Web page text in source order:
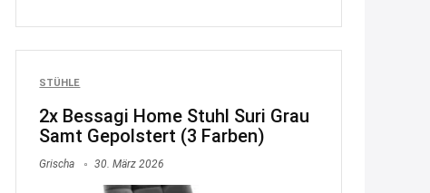
STÜHLE
2x Bessagi Home Stuhl Suri Grau
Samt Gepolstert (3 Farben)
Grischa 30. März 2026
Gratis Lindani Lineal
2:21